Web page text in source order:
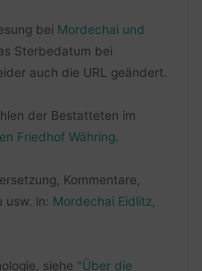
bei Mordechai und
Sterbedatum bei
auch die URL geändert.
der Bestatteten im
Friedhof Währing
Kommentare,
usw. in: Mordechai Eidlitz,
siehe "Über die